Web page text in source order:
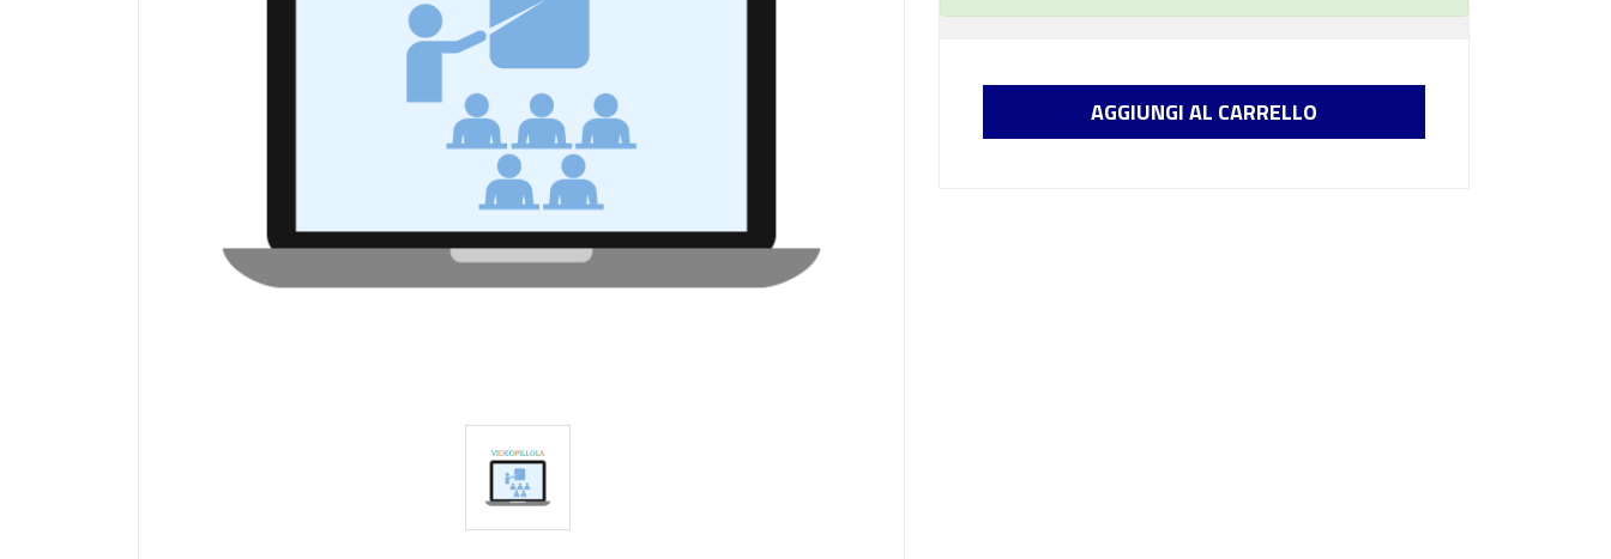
AGGIUNGI AL CARRELLO